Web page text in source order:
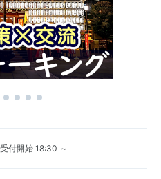
受付開始 18:30 ～